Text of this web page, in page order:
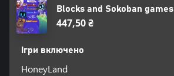
Blocks and Sokoban games
447,50 ₴
Ігри включено
HoneyLand